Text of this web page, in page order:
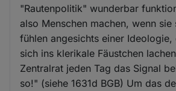
"Rautenpolitik" wunderbar
also Menschen machen, wenn sie
fühlen angesichts einer Ideologie,
sich ins klerikale Fäustchen
Zentralrat jeden Tag das Signal
so!" (siehe 1631d BGB) Um das